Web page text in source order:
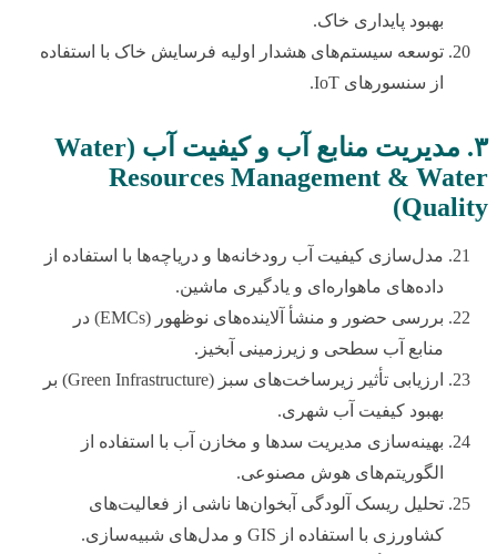
بهبود پایداری خاک.
توسعه سیستم‌های هشدار اولیه فرسایش خاک با استفاده
از سنسورهای IoT.
۳. مدیریت منابع آب و کیفیت آب (Water
Resources Management & Water
Quality)
مدل‌سازی کیفیت آب رودخانه‌ها و دریاچه‌ها با استفاده از
داده‌های ماهواره‌ای و یادگیری ماشین.
بررسی حضور و منشأ آلاینده‌های نوظهور (EMCs) در
منابع آب سطحی و زیرزمینی آبخیز.
ارزیابی تأثیر زیرساخت‌های سبز (Green Infrastructure) بر
بهبود کیفیت آب شهری.
بهینه‌سازی مدیریت سدها و مخازن آب با استفاده از
الگوریتم‌های هوش مصنوعی.
تحلیل ریسک آلودگی آبخوان‌ها ناشی از فعالیت‌های
کشاورزی با استفاده از GIS و مدل‌های شبیه‌سازی.